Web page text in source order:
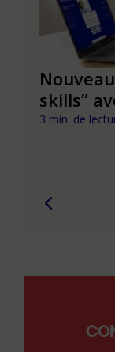
skills”
3 min. de